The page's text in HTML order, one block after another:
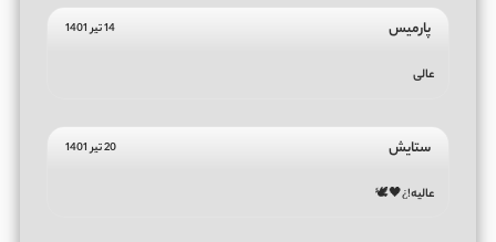
پارمیس 14 تیر 1401
عالی
ستایش 20 تیر 1401
عالیه!¿🖤🕊